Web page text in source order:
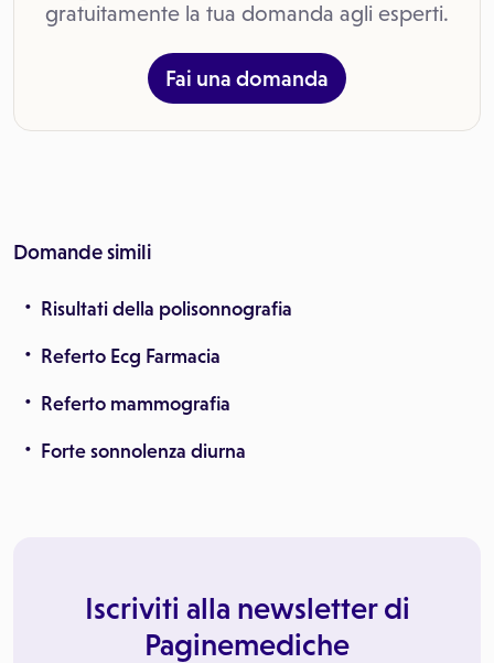
gratuitamente la tua domanda agli esperti.
Fai una domanda
Domande simili
Risultati della polisonnografia
Referto Ecg Farmacia
Referto mammografia
Forte sonnolenza diurna
Iscriviti alla newsletter di
Paginemediche